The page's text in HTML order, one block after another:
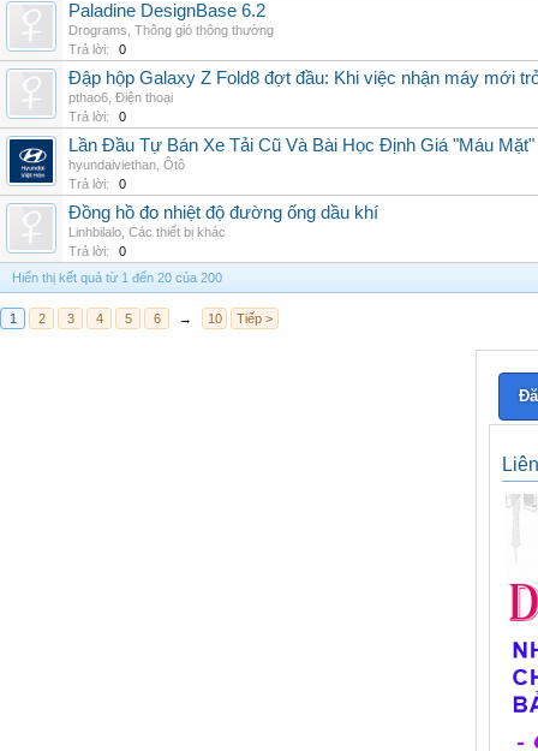
Paladine DesignBase 6.2
Drograms Thông gió thông thường
Trả lời:
0
Đập hộp Galaxy Z Fold8 đợt đầu: Khi việc nhận máy mới
pthao6 Điện thoại
Trả lời:
0
Lần Đầu Tự Bán Xe Tải Cũ Và Bài Học Định Giá "Máu
hyundaiviethan Ôtô
Trả lời:
0
Đồng hồ đo nhiệt độ đường ống dầu khí
Linhbilalo Các thiết bị khác
Trả lời:
0
Hiển thị kết quả từ 1 đến 20 của 200
1 2 3 4 5 6 → 10 Tiếp >